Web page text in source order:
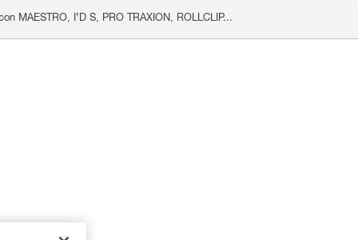
MAESTRO, I’D S, PRO TRAXION, ROLLCLIP...